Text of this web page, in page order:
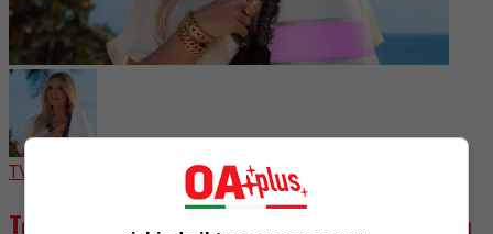
TV
Too Hot To Handle Italia 2, ecco quando va